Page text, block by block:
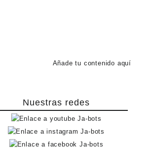
Añade tu contenido aquí
Nuestras redes